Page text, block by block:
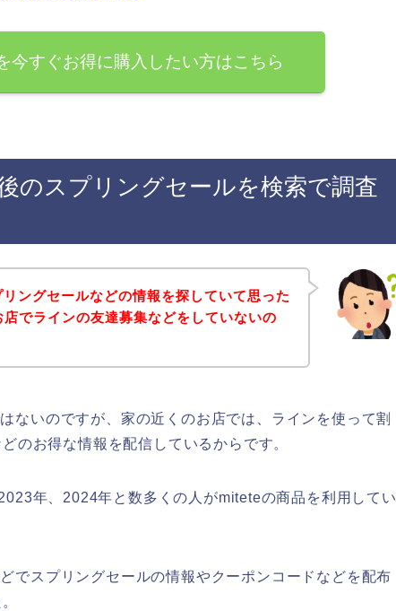
今すぐお得に購入したい方はこちら
のスプリングセールを検索で調査
ングセールなどの情報を探していて思った
でラインの友達募集などをしていないの
ないのですが、家の近くのお店では、ラインを使って割
のお得な情報を配信しているからです。
年、2024年と数多くの人がmiteteの商品を利用してい
でスプリングセールの情報やクーポンコードなどを配布